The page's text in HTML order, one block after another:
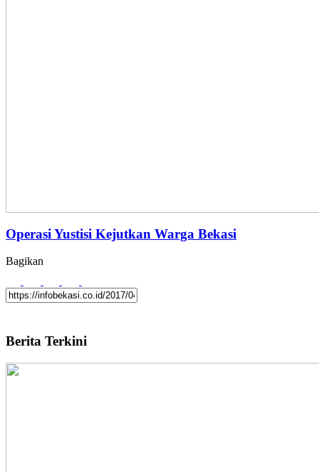
Operasi Yustisi Kejutkan Warga Bekasi
Bagikan
Berita Terkini